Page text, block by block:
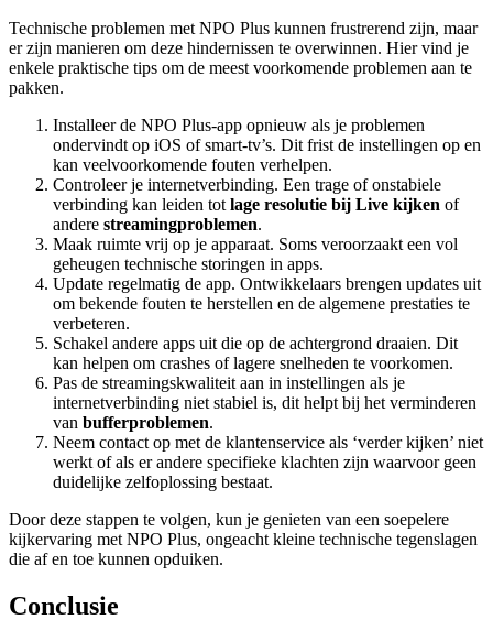
Technische problemen met NPO Plus kunnen frustrerend zijn, maar
er zijn manieren om deze hindernissen te overwinnen. Hier vind je
enkele praktische tips om de meest voorkomende problemen aan te
pakken.
Installeer de NPO Plus-app opnieuw als je problemen
ondervindt op iOS of smart-tv’s. Dit frist de instellingen op en
kan veelvoorkomende fouten verhelpen.
Controleer je internetverbinding. Een trage of onstabiele
verbinding kan leiden tot lage resolutie bij Live kijken of
andere streamingproblemen.
Maak ruimte vrij op je apparaat. Soms veroorzaakt een vol
geheugen technische storingen in apps.
Update regelmatig de app. Ontwikkelaars brengen updates uit
om bekende fouten te herstellen en de algemene prestaties te
verbeteren.
Schakel andere apps uit die op de achtergrond draaien. Dit
kan helpen om crashes of lagere snelheden te voorkomen.
Pas de streamingskwaliteit aan in instellingen als je
internetverbinding niet stabiel is, dit helpt bij het verminderen
van bufferproblemen.
Neem contact op met de klantenservice als ‘verder kijken’ niet
werkt of als er andere specifieke klachten zijn waarvoor geen
duidelijke zelfoplossing bestaat.
Door deze stappen te volgen, kun je genieten van een soepelere
kijkervaring met NPO Plus, ongeacht kleine technische tegenslagen
die af en toe kunnen opduiken.
Conclusie